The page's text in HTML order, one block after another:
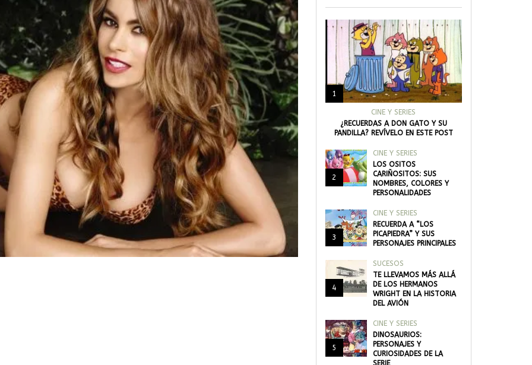
1
CINE Y SERIES
¿RECUERDAS A DON GATO Y SU
PANDILLA? REVÍVELO EN ESTE POST
2
CINE Y SERIES
LOS OSITOS
CARIÑOSITOS: SUS
NOMBRES, COLORES Y
PERSONALIDADES
3
CINE Y SERIES
RECUERDA A “LOS
PICAPIEDRA” Y SUS
PERSONAJES PRINCIPALES
4
SUCESOS
TE LLEVAMOS MÁS ALLÁ
DE LOS HERMANOS
WRIGHT EN LA HISTORIA
DEL AVIÓN
5
CINE Y SERIES
DINOSAURIOS:
PERSONAJES Y
CURIOSIDADES DE LA
SERIE